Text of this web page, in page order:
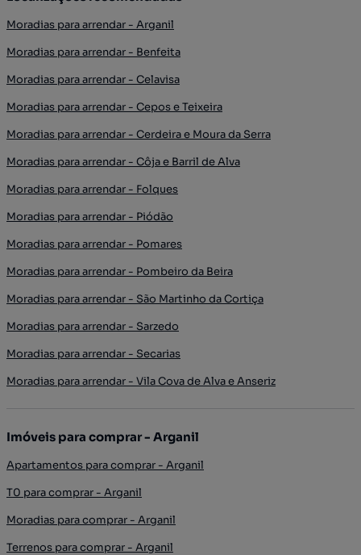
Moradias para arrendar - Arganil
Moradias para arrendar - Benfeita
Moradias para arrendar - Celavisa
Moradias para arrendar - Cepos e Teixeira
Moradias para arrendar - Cerdeira e Moura da Serra
Moradias para arrendar - Côja e Barril de Alva
Moradias para arrendar - Folques
Moradias para arrendar - Piódão
Moradias para arrendar - Pomares
Moradias para arrendar - Pombeiro da Beira
Moradias para arrendar - São Martinho da Cortiça
Moradias para arrendar - Sarzedo
Moradias para arrendar - Secarias
Moradias para arrendar - Vila Cova de Alva e Anseriz
Imóveis para comprar - Arganil
Apartamentos para comprar - Arganil
T0 para comprar - Arganil
Moradias para comprar - Arganil
Terrenos para comprar - Arganil